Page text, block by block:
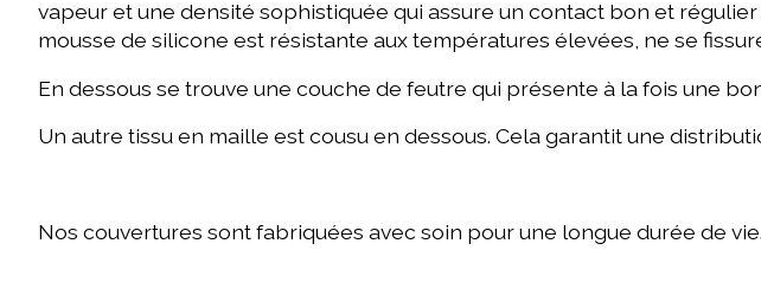
vapeur et une densité sophistiquée qui assure un contact bon et
mousse de silicone est résistante aux températures élevées, ne se
En dessous se trouve une couche de feutre qui présente à la fois une
Un autre tissu en maille est cousu en dessous. Cela garantit une
Nos couvertures sont fabriquées avec soin pour une longue durée de vie.